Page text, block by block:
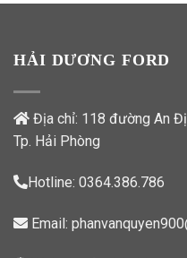
HẢI DƯƠNG FORD
Địa chỉ: 118 đường An
Tp. Hải Phòng
Hotline: 0364.386.786
Email: